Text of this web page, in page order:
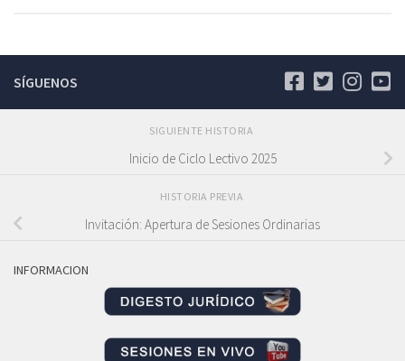
SÍGUENOS
SIGUIENTE HISTORIA
Inicio de Ciclo Lectivo 2025
HISTORIA PREVIA
Invitación: Apertura de Sesiones Ordinarias
INFORMACION